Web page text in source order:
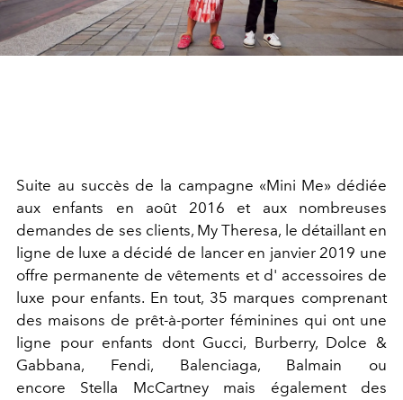
Suite au succès de la campagne «Mini Me» dédiée
aux enfants en août 2016 et aux nombreuses
demandes de ses clients, My Theresa, le détaillant en
ligne de luxe a décidé de lancer en janvier 2019 une
offre permanente de vêtements et d' accessoires de
luxe pour enfants. En tout, 35 marques comprenant
des maisons de prêt-à-porter féminines qui ont une
ligne pour enfants dont Gucci, Burberry, Dolce &
Gabbana, Fendi, Balenciaga, Balmain ou
encore Stella McCartney mais également des